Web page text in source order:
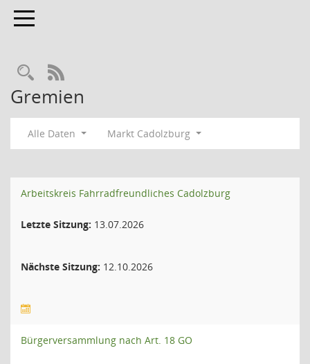
Toggle navigation
Rechercheauswahl
RSS-Feed
Gremien
Alle Daten Markt Cadolzburg
Arbeitskreis Fahrradfreundliches Cadolzburg
Letzte Sitzung: 13.07.2026
Nächste Sitzung: 12.10.2026
Bürgerversammlung nach Art. 18 GO